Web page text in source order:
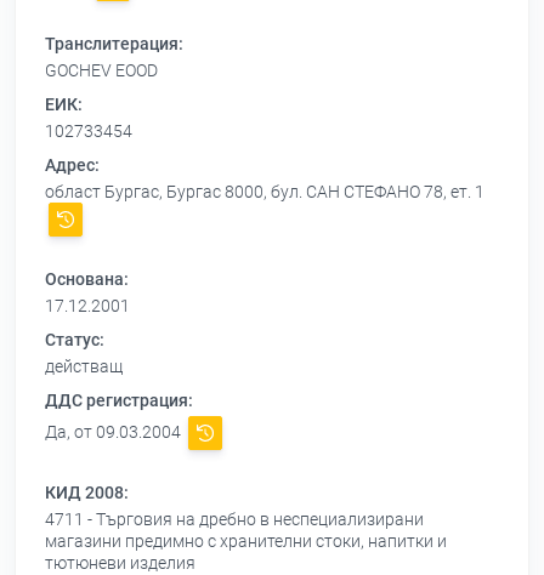
Транслитерация:
GOCHEV EOOD
ЕИК:
102733454
Адрес:
област Бургас, Бургас 8000, бул. САН СТЕФАНО 78, ет. 1
Основана:
17.12.2001
Статус:
действащ
ДДС регистрация:
Да, от 09.03.2004
КИД 2008:
4711 - Търговия на дребно в неспециализирани
магазини предимно с хранителни стоки, напитки и
тютюневи изделия